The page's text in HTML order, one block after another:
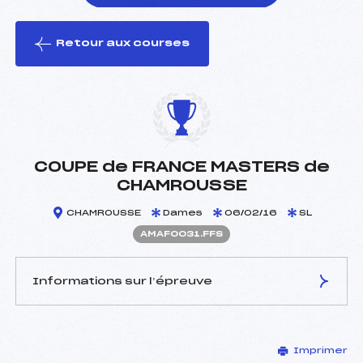
le ski
Retour aux courses
COUPE de FRANCE MASTERS de
CHAMROUSSE
CHAMROUSSE Dames 06/02/16 SL
AMAF0031.FFS
Informations sur l’épreuve
ADRIAENSEN BJORN ()
Imprimer